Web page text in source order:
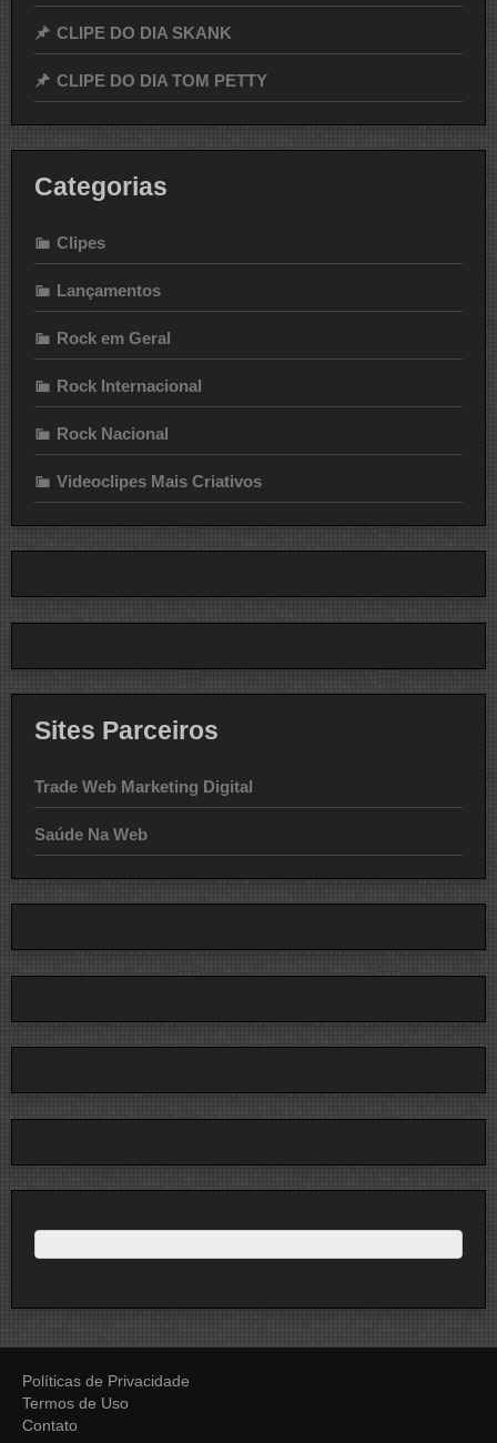
CLIPE DO DIA SKANK
CLIPE DO DIA TOM PETTY
Categorias
Clipes
Lançamentos
Rock em Geral
Rock Internacional
Rock Nacional
Videoclipes Mais Criativos
Sites Parceiros
Trade Web Marketing Digital
Saúde Na Web
Políticas de Privacidade
Termos de Uso
Contato